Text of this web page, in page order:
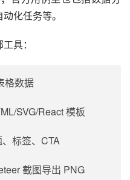
化任务等。
具：
格数据
SVG/React 模板
标签、CTA
截图导出 PNG